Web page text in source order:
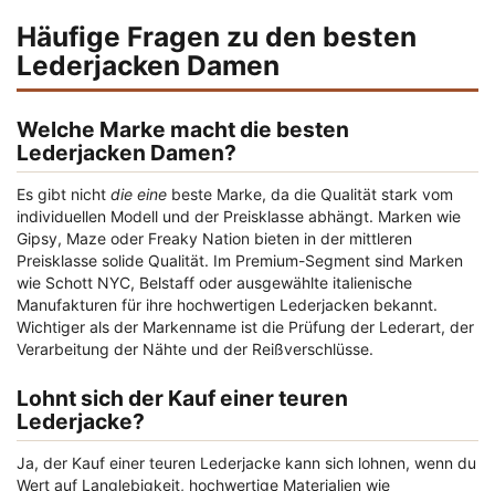
Häufige Fragen zu den besten
Lederjacken Damen
Welche Marke macht die besten
Lederjacken Damen?
Es gibt nicht die eine beste Marke, da die Qualität stark vom
individuellen Modell und der Preisklasse abhängt. Marken wie
Gipsy, Maze oder Freaky Nation bieten in der mittleren
Preisklasse solide Qualität. Im Premium-Segment sind Marken
wie Schott NYC, Belstaff oder ausgewählte italienische
Manufakturen für ihre hochwertigen Lederjacken bekannt.
Wichtiger als der Markenname ist die Prüfung der Lederart, der
Verarbeitung der Nähte und der Reißverschlüsse.
Lohnt sich der Kauf einer teuren
Lederjacke?
Ja, der Kauf einer teuren Lederjacke kann sich lohnen, wenn du
Wert auf Langlebigkeit, hochwertige Materialien wie